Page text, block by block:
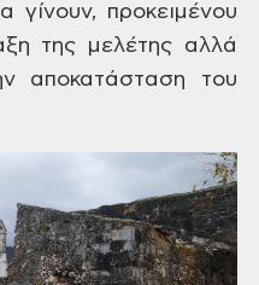
γίνουν, προκειμένου
της μελέτης αλλά
αποκατάσταση του